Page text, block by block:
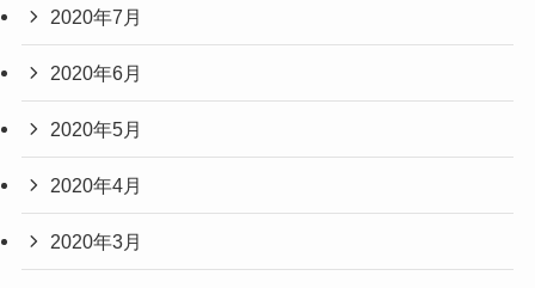
2020年7月
2020年6月
2020年5月
2020年4月
2020年3月